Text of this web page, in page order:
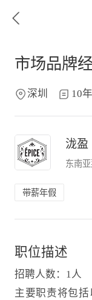
市场品牌
深圳 10
东南
带薪年假
职位描述
招聘人数：1人
主要职责将包括